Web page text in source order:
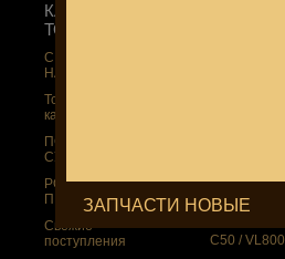
ЗАПЧАСТИ НОВЫЕ
КАТАЛОГ
ТОВАРОВ
СКИДКА ДО -22%
НА MEGAZIP.ru
Товары по
категориям
ПОДАРКИ И
СУВЕНИРЫ
РОССИЙСКОЕ
ПРОИЗВОДСТВО
Свежие
поступления
M50 / VZ800
C50 / VL800